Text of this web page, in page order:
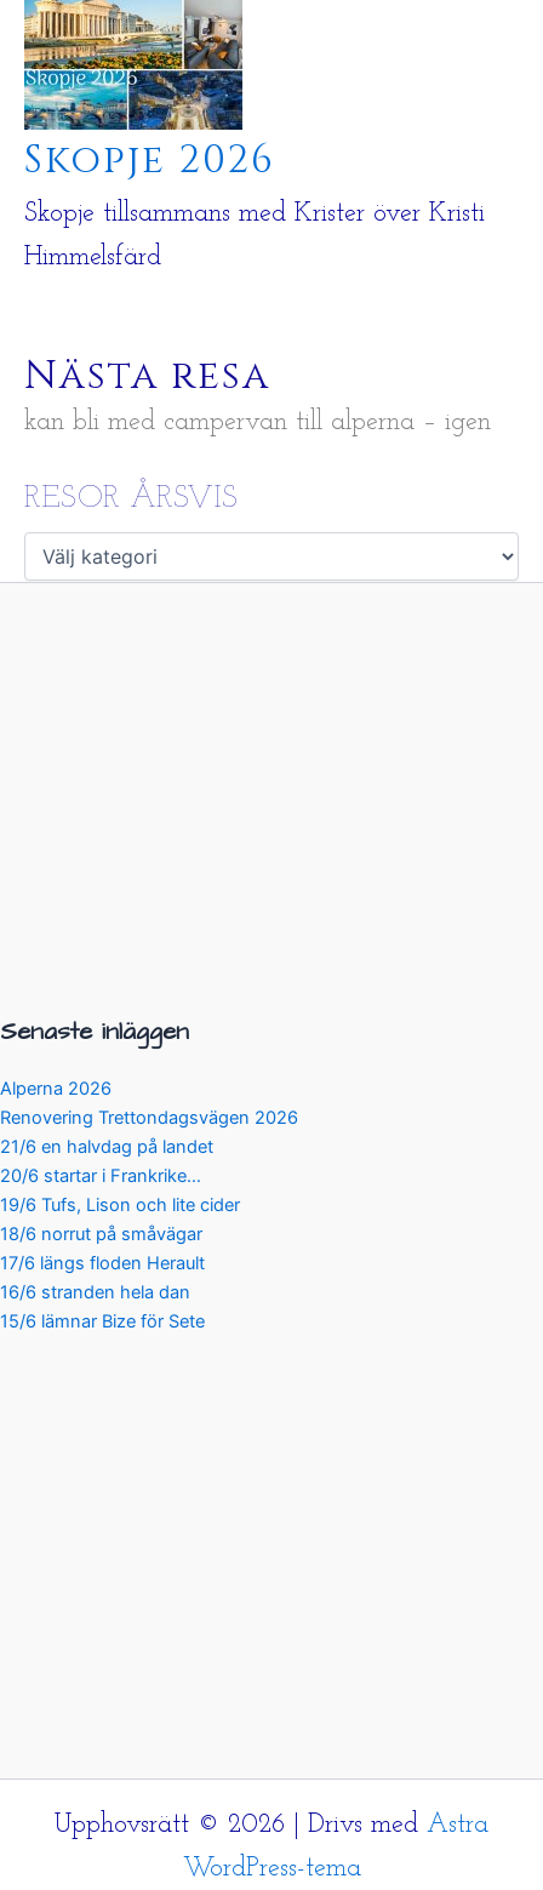
Skopje 2026
Skopje tillsammans med Krister över Kristi
Himmelsfärd
Nästa resa
kan bli med campervan till alperna – igen
RESOR ÅRSVIS
Senaste inläggen
Alperna 2026
Renovering Trettondagsvägen 2026
21/6 en halvdag på landet
20/6 startar i Frankrike…
19/6 Tufs, Lison och lite cider
18/6 norrut på småvägar
17/6 längs floden Herault
16/6 stranden hela dan
15/6 lämnar Bize för Sete
Upphovsrätt © 2026 | Drivs med Astra
WordPress-tema